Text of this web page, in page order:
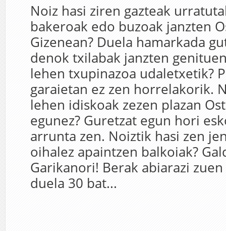
Noiz hasi ziren gazteak
bakeroak edo buzoak janzten
Gizenean? Duela hamarkada
denok txilabak janzten
lehen txupinazoa udaletxetik?
garaietan ez zen horrelakorik.
lehen idiskoak zezen plazan
egunez? Guretzat egun hori
arrunta zen. Noiztik hasi zen
oihalez apaintzen balkoiak?
Garikanori! Berak abiarazi
duela 30 bat...